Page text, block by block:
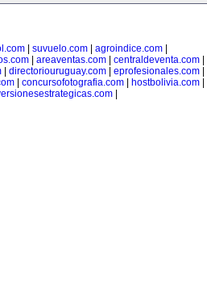
| suvuelo.com| agroindice.com|
| areaventas.com| centraldeventa.com|
directoriouruguay.com eprofesionales.com
concursofotografia.com hostbolivia.com
|